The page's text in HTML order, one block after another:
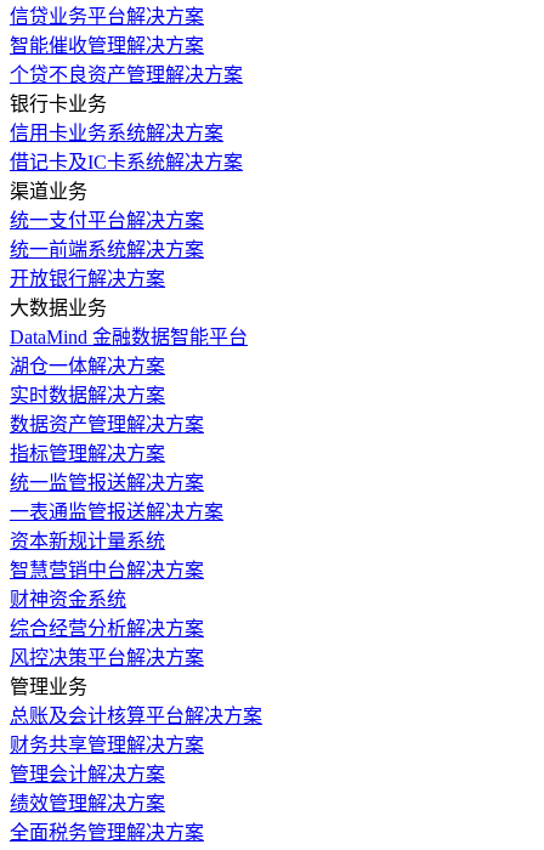
信贷业务平台解决方案
智能催收管理解决方案
个贷不良资产管理解决方案
银行卡业务
信用卡业务系统解决方案
借记卡及IC卡系统解决方案
渠道业务
统一支付平台解决方案
统一前端系统解决方案
开放银行解决方案
大数据业务
DataMind 金融数据智能平台
湖仓一体解决方案
实时数据解决方案
数据资产管理解决方案
指标管理解决方案
统一监管报送解决方案
一表通监管报送解决方案
资本新规计量系统
智慧营销中台解决方案
财神资金系统
综合经营分析解决方案
风控决策平台解决方案
管理业务
总账及会计核算平台解决方案
财务共享管理解决方案
管理会计解决方案
绩效管理解决方案
全面税务管理解决方案